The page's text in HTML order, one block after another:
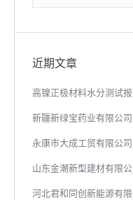
索：
近期文章
高镍正极材料水分测试
新疆新绿宝药业有限公
永康市大成工贸有限公
山东金潮新型建材有限
河北君和同创新能源有